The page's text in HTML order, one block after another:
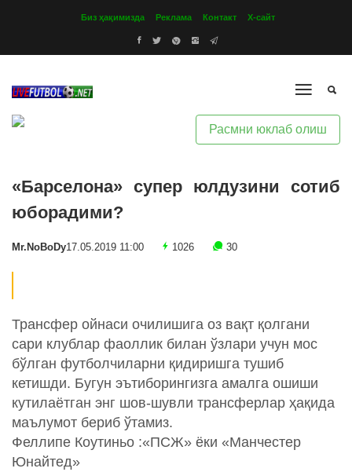
Биз ҳақимизда Реклама Контакт Х-сайт
Расмни юклаб олиш
«Барселона» супер юлдузини сотиб
юборадими?
Mr.NoBoDy17.05.2019 11:00 1026 30
Трансфер ойнаси очилишига оз вақт қолгани
сари клублар фаоллик билан ўзлари учун мос
бўлган футболчиларни қидиришга тушиб
кетишди. Бугун эътиборингизга амалга ошиши
кутилаётган энг шов-шувли трансферлар ҳақида
маълумот бериб ўтамиз.
Феллипе Коутиньо :«ПСЖ» ёки «Манчестер
Юнайтед»